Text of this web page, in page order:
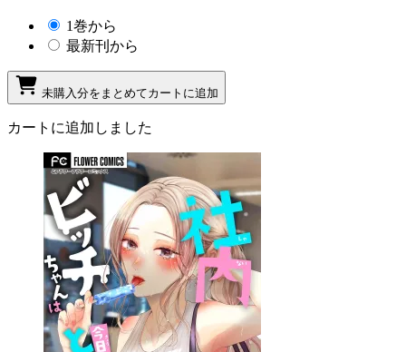
1巻から
最新刊から
未購入分をまとめてカートに追加
カートに追加しました